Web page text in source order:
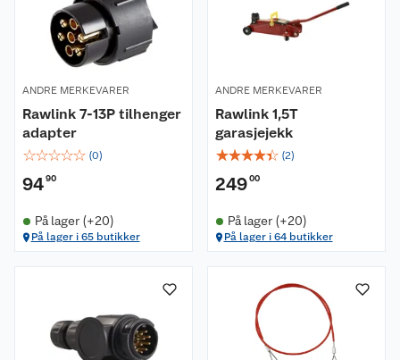
ANDRE MERKEVARER
Rawlink 7-13P tilhenger
adapter
☆☆☆☆☆ (0)
9490
På lager (+20)
På lager i 65 butikker
ANDRE MERKEVARER
Rawlink 1,5T
garasjejekk
☆☆☆☆☆ (2)
24900
På lager (+20)
På lager i 64 butikker